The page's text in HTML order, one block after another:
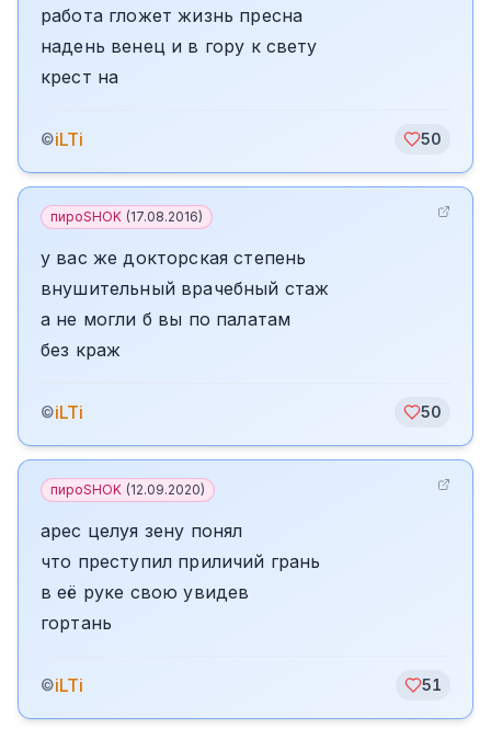
работа гложет жизнь пресна
надень венец и в гору к свету
крест на
©iLTi 50
пироSHOK (17.08.2016)
у вас же докторская степень
внушительный врачебный стаж
а не могли б вы по палатам
без краж
©iLTi 50
пироSHOK (12.09.2020)
арес целуя зену понял
что преступил приличий грань
в её руке свою увидев
гортань
©iLTi 51